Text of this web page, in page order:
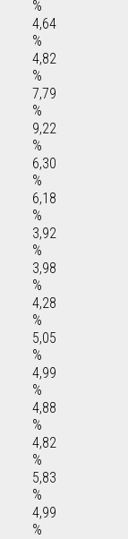
%
4,64
%
4,82
%
7,79
%
9,22
%
6,30
%
6,18
%
3,92
%
3,98
%
4,28
%
5,05
%
4,99
%
4,88
%
4,82
%
5,83
%
4,99
%